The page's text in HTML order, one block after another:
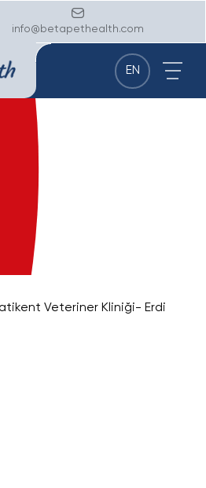
info@betapethealth.com
EN